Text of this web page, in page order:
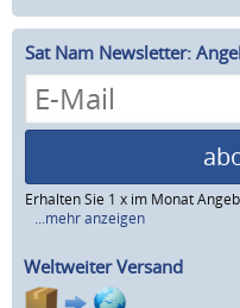
Sat Nam Newsletter:
Erhalten Sie 1 x im Monat
...mehr anzeigen
Weltweiter Versand